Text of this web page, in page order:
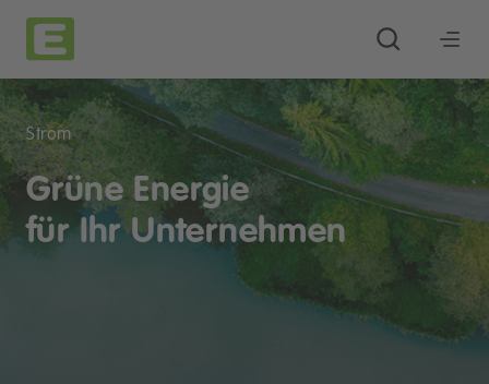
Strom
Grüne Energie
für Ihr Unternehmen